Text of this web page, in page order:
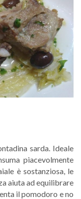
sarda. Ideale
piacevolmente
è sostanziosa, le
aiuta ad equilibrare
il pomodoro e no